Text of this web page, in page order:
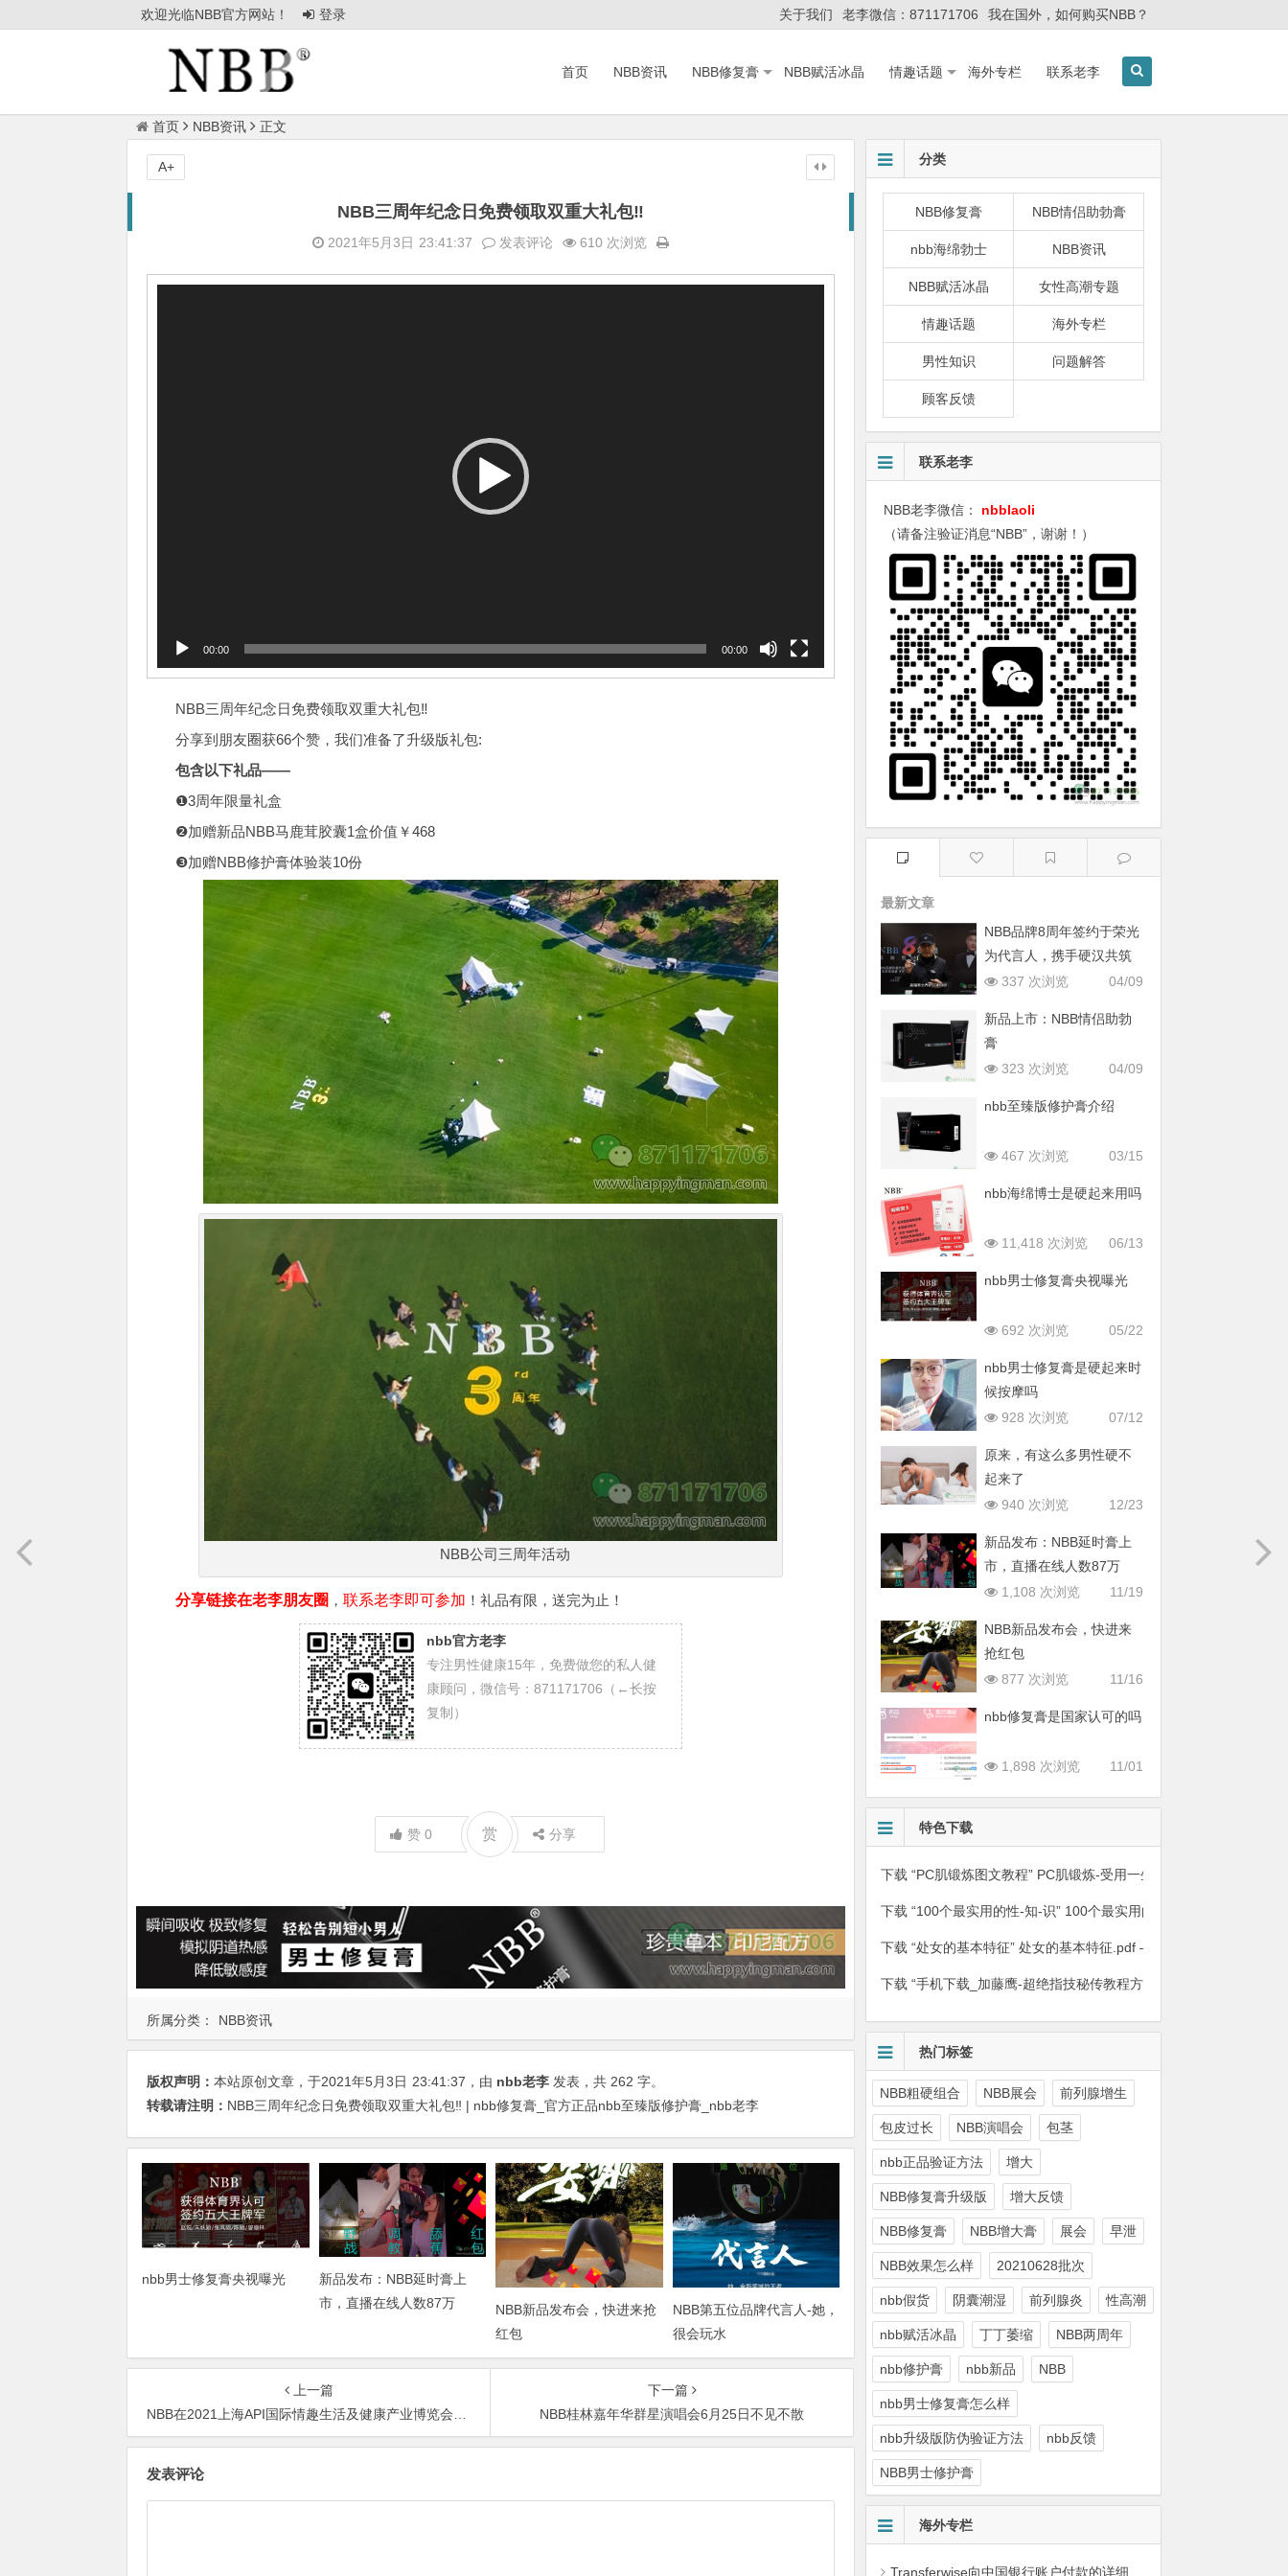
欢迎光临NBB官方网站！ 登录 关于我们 老李微信：871171706 我在国外，如何购买NBB？
首页 NBB资讯 NBB修复膏 NBB赋活冰晶 情趣话题 海外专栏 联系老李
首页 NBB资讯 正文
NBB三周年纪念日免费领取双重大礼包‼
2021年5月3日 23:41:37 发表评论 610 次浏览
00:00 00:00
NBB三周年纪念日免费领取双重大礼包‼
分享到朋友圈获66个赞，我们准备了升级版礼包:
包含以下礼品——
❶3周年限量礼盒
❷加赠新品NBB马鹿茸胶囊1盒价值￥468
❸加赠NBB修护膏体验装10份
NBB公司三周年活动
分享链接在老李朋友圈 ， 联系老李即可参加 ！礼品有限，送完为止！
nbb官方老李
专注男性健康15年，免费做您的私人健
康顾问，微信号：871171706（←长按
复制）
赞 0 赏 分享
A+
所属分类： NBB资讯
版权声明： 本站原创文章，于2021年5月3日 23:41:37 ，由 nbb老李 发表，共 262 字。
转载请注明： NBB三周年纪念日免费领取双重大礼包‼ | nbb修复膏_官方正品nbb至臻版修护膏_nbb老李
nbb男士修复膏央视曝光
新品发布：NBB延时膏上
市，直播在线人数87万
NBB新品发布会，快进来抢
红包
NBB第五位品牌代言人-她，
很会玩水
上一篇
NBB在2021上海API国际情趣生活及健康产业博览会开幕当天举办新闻发布会暨新品发布活动
下一篇
NBB桂林嘉年华群星演唱会6月25日不见不散
发表评论
分类
NBB修复膏 NBB情侣助勃膏
nbb海绵勃士 NBB资讯
NBB赋活冰晶 女性高潮专题
情趣话题 海外专栏
男性知识 问题解答
顾客反馈
联系老李
NBB老李微信： nbblaoli
（请备注验证消息“NBB”，谢谢！）
最新文章
NBB品牌8周年签约于荣光
为代言人，携手硬汉共筑
男性健康新篇章
04/09
337 次浏览
新品上市：NBB情侣助勃
膏
04/09
323 次浏览
nbb至臻版修护膏介绍
03/15
467 次浏览
nbb海绵博士是硬起来用吗
06/13
11,418 次浏览
nbb男士修复膏央视曝光
05/22
692 次浏览
nbb男士修复膏是硬起来时
候按摩吗
07/12
928 次浏览
原来，有这么多男性硬不
起来了
12/23
940 次浏览
新品发布：NBB延时膏上
市，直播在线人数87万
11/19
1,108 次浏览
NBB新品发布会，快进来
抢红包
11/16
877 次浏览
nbb修复膏是国家认可的吗
11/01
1,898 次浏览
特色下载
下载 “PC肌锻炼图文教程” PC肌锻炼-受用一生的壮.阳.绝技.pdf – 已
下载 “100个最实用的性-知-识” 100个最实用的性-知-识.pdf – 已下
下载 “处女的基本特征”处女的基本特征.pdf – 已下载13363次 –
下载 “手机下载_加藤鹰-超绝指技秘传教程方法”
热门标签
NBB粗硬组合 NBB展会 前列腺增生
包皮过长 NBB演唱会 包茎
nbb正品验证方法 增大
NBB修复膏升级版 增大反馈
NBB修复膏 NBB增大膏 展会 早泄
NBB效果怎么样 20210628批次
nbb假货 阴囊潮湿 前列腺炎 性高潮
nbb赋活冰晶 丁丁萎缩 NBB两周年
nbb修护膏 nbb新品 NBB
nbb男士修复膏怎么样
nbb升级版防伪验证方法 nbb反馈
NBB男士修护膏
海外专栏
Transferwise向中国银行账户付款的详细步骤【多图】